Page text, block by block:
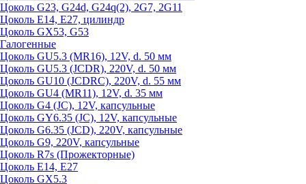
Цоколь G23, G24d, G24q(2), 2G7, 2G11
Цоколь Е14, Е27, цилиндр
Цоколь GX53, G53
Галогенные
Цоколь GU5.3 (MR16), 12V, d. 50 мм
Цоколь GU5.3 (JCDR), 220V, d. 50 мм
Цоколь GU10 (JCDRC), 220V, d. 55 мм
Цоколь GU4 (MR11), 12V, d. 35 мм
Цоколь G4 (JC), 12V, капсульные
Цоколь GY6.35 (JC), 12V, капсульные
Цоколь G6.35 (JCD), 220V, капсульные
Цоколь G9, 220V, капсульные
Цоколь R7s (Прожекторные)
Цоколь E14, E27
Цоколь GX5.3